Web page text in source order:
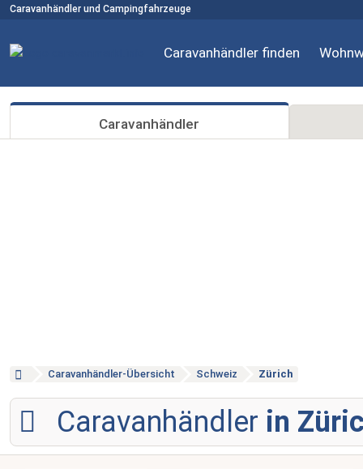
Caravanhändler und Campingfahrzeuge
Caravanhändler finden
Caravanhändler
Caravanhändler-Übersicht Schweiz Zürich
Caravanhändler in